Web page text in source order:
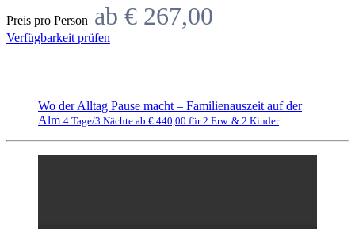
Preis pro Person ab € 267,00
Verfügbarkeit prüfen
Wo der Alltag Pause macht – Familienauszeit auf der
Alm 4 Tage/3 Nächte ab € 440,00 für 2 Erw. & 2 Kinder